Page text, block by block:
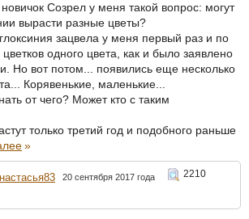
Созрел у меня такой вопрос: могут
вырасти разные цветы?
зацвела у меня первый раз и по
одного цвета, как и было заявлено
Но вот потом... появились еще несколько
Корявенькие, маленькие...
от чего? Может кто с таким
только третий год и подобного раньше
»
20 сентября 2017 года
2210